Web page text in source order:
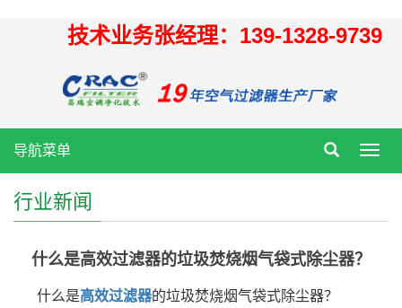
技术业务张经理：139-1328-9739
导航菜单
行业新闻
什么是高效过滤器的垃圾焚烧烟气袋式除尘器？
什么是高效过滤器的垃圾焚烧烟气袋式除尘器？